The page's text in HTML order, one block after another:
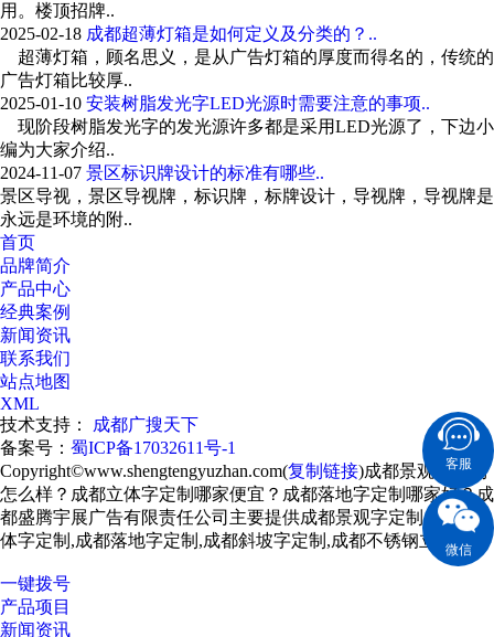
用。楼顶招牌..
2025-02-18 成都超薄灯箱是如何定义及分类的？..
超薄灯箱，顾名思义，是从广告灯箱的厚度而得名的，传统的
广告灯箱比较厚..
2025-01-10 安装树脂发光字LED光源时需要注意的事项..
现阶段树脂发光字的发光源许多都是采用LED光源了，下边小
编为大家介绍..
2024-11-07 景区标识牌设计的标准有哪些..
景区导视，景区导视牌，标识牌，标牌设计，导视牌，导视牌是
永远是环境的附..
首页
品牌简介
产品中心
经典案例
新闻资讯
联系我们
站点地图
XML
技术支持：
成都广搜天下
备案号： 蜀ICP备17032611号-1
Copyright©www.shengtengyuzhan.com(复制链接)成都景观字定制
怎么样？成都立体字定制哪家便宜？成都落地字定制哪家好？成
都盛腾宇展广告有限责任公司主要提供成都景观字定制,成都立
体字定制,成都落地字定制,成都斜坡字定制,成都不锈钢立体字
一键拨号
产品项目
新闻资讯
客服
微信